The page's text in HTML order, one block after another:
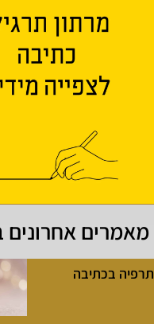
מאמרים
תרפיה בכתיבה